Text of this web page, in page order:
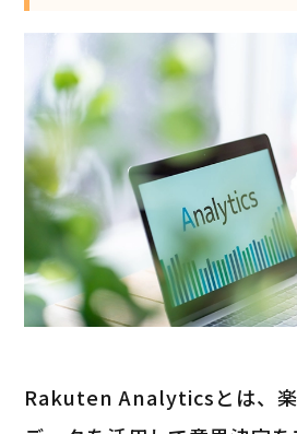
Rakuten Analyticsとは、